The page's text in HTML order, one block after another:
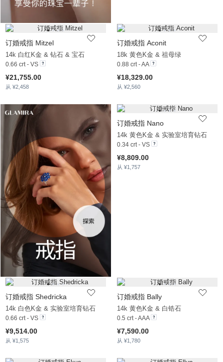
订婚戒指 Mitzel
14k 白红K金 & 钻石 & 宝石
0.66 crt - VS
¥21,755.00
从 ¥2,458
订婚戒指 Aconit
18k 黄色K金 & 祖母绿
0.88 crt - AA
¥18,329.00
从 ¥2,560
订婚戒指 Nano
14k 黄色K金 & 实验室培育钻石
0.34 crt - VS
¥8,809.00
从 ¥1,757
订婚戒指 Shedricka
14k 白色K金 & 实验室培育钻石
0.66 crt - VS
¥9,514.00
从 ¥1,575
订婚戒指 Bally
14k 黄色K金 & 白锆石
0.5 crt - AAA
¥7,590.00
从 ¥1,780